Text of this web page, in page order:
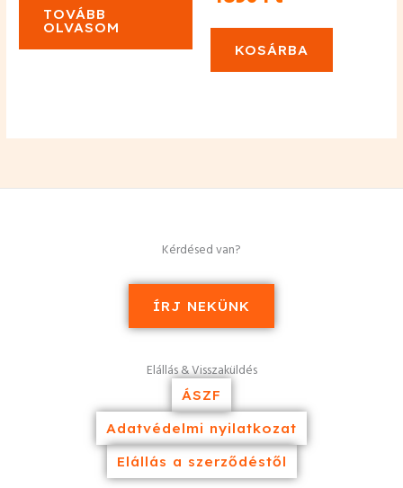
TOVÁBB
OLVASOM
KOSÁRBA
Kérdésed van?
ÍRJ NEKÜNK
Elállás & Visszaküldés
ÁSZF
Adatvédelmi nyilatkozat
Elállás a szerződéstől